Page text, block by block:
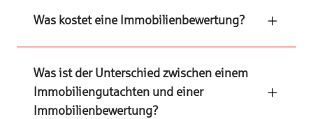
Was kostet eine Immobilienbewertung?
Was ist der Unterschied zwischen einem
Immobiliengutachten und einer
Immobilienbewertung?